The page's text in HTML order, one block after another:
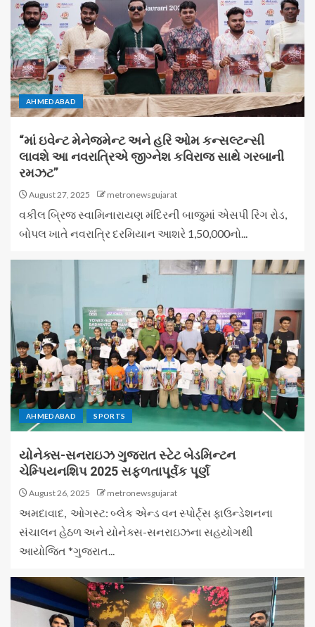
AHMEDABAD
“માં ઇવેન્ટ મેનેજમેન્ટ અને હરિ ઓમ કન્સલ્ટન્સી
લાવશે આ નવરાત્રિએ જીગ્નેશ કવિરાજ સાથે ગરબાની
રમઝટ”
August 27, 2025 metronewsgujarat
વકીલ બ્રિજ સ્વામિનારાયણ મંદિરની બાજુમાં એસપી રિંગ રોડ,
બોપલ ખાતે નવરાત્રિ દરમિયાન આશરે 1,50,000નો...
AHMEDABAD SPORTS
યોનેક્સ-સનરાઇઝ ગુજરાત સ્ટેટ બેડમિન્ટન
ચેમ્પિયનશિપ 2025 સફળતાપૂર્વક પૂર્ણ
August 26, 2025 metronewsgujarat
અમદાવાદ, ઓગસ્ટ: બ્લેક એન્ડ વન સ્પોર્ટ્સ ફાઉન્ડેશનના
સંચાલન હેઠળ અને યોનેક્સ-સનરાઇઝના સહયોગથી
આયોજિત *ગુજરાત...